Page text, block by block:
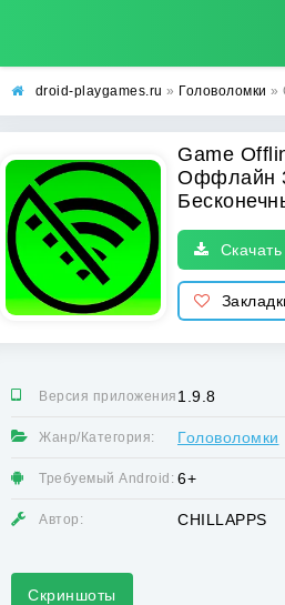
droid-playgames.ru » Головоломки »
Game
Оффлайн
Скачать
Версия приложения:1.9.8
Жанр/Категория: Головоломки
Требуемый Android: 6+
Автор: CHILLAPPS
Скриншоты